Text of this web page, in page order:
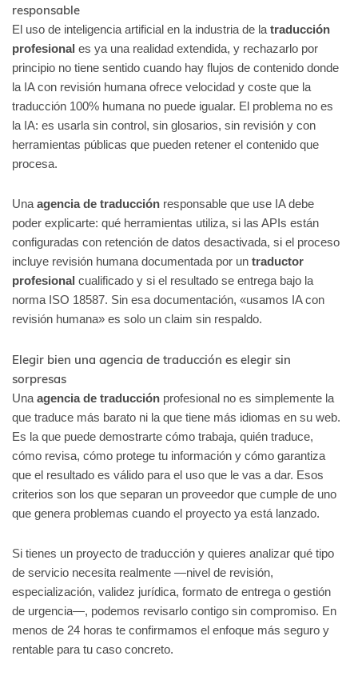
responsable
El uso de inteligencia artificial en la industria de la traducción
profesional es ya una realidad extendida, y rechazarlo por
principio no tiene sentido cuando hay flujos de contenido donde
la IA con revisión humana ofrece velocidad y coste que la
traducción 100% humana no puede igualar. El problema no es
la IA: es usarla sin control, sin glosarios, sin revisión y con
herramientas públicas que pueden retener el contenido que
procesa.
Unaagencia de traducción responsable que use IA debe
poder explicarte: qué herramientas utiliza, si las APIs están
configuradas con retención de datos desactivada, si el proceso
incluye revisión humana documentada por un traductor
profesional cualificado y si el resultado se entrega bajo la
norma ISO 18587. Sin esa documentación, «usamos IA con
revisión humana» es solo un claim sin respaldo.
Elegir bien una agencia de traducción es elegir sin
sorpresas
Una agencia de traducción profesional no es simplemente la
que traduce más barato ni la que tiene más idiomas en su web.
Es la que puede demostrarte cómo trabaja, quién traduce,
cómo revisa, cómo protege tu información y cómo garantiza
que el resultado es válido para el uso que le vas a dar. Esos
criterios son los que separan un proveedor que cumple de uno
que genera problemas cuando el proyecto ya está lanzado.
Si tienes un proyecto de traducción y quieres analizar qué tipo
de servicio necesita realmente —nivel de revisión,
especialización, validez jurídica, formato de entrega o gestión
de urgencia—, podemos revisarlo contigo sin compromiso. En
menos de 24 horas te confirmamos el enfoque más seguro y
rentable para tu caso concreto.